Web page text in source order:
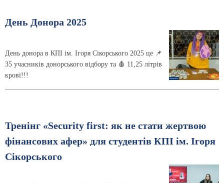
День Донора 2025
День донора в КПІ ім. Ігоря Сікорського 2025 це 📌
35 учасників донорського відбору та 🩸 11,25 літрів
крові!!!
Тренінг «Security first: як не стати жертвою
фінансових афер» для студентів КПІ ім. Ігоря
Сікорського